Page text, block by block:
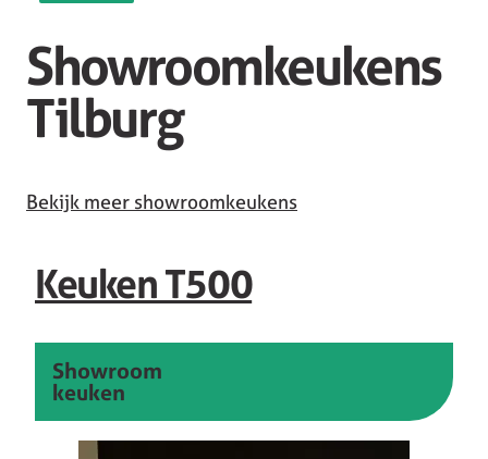
Showroomkeukens
Tilburg
Bekijk meer showroomkeukens
Keuken T500
Showroom
keuken